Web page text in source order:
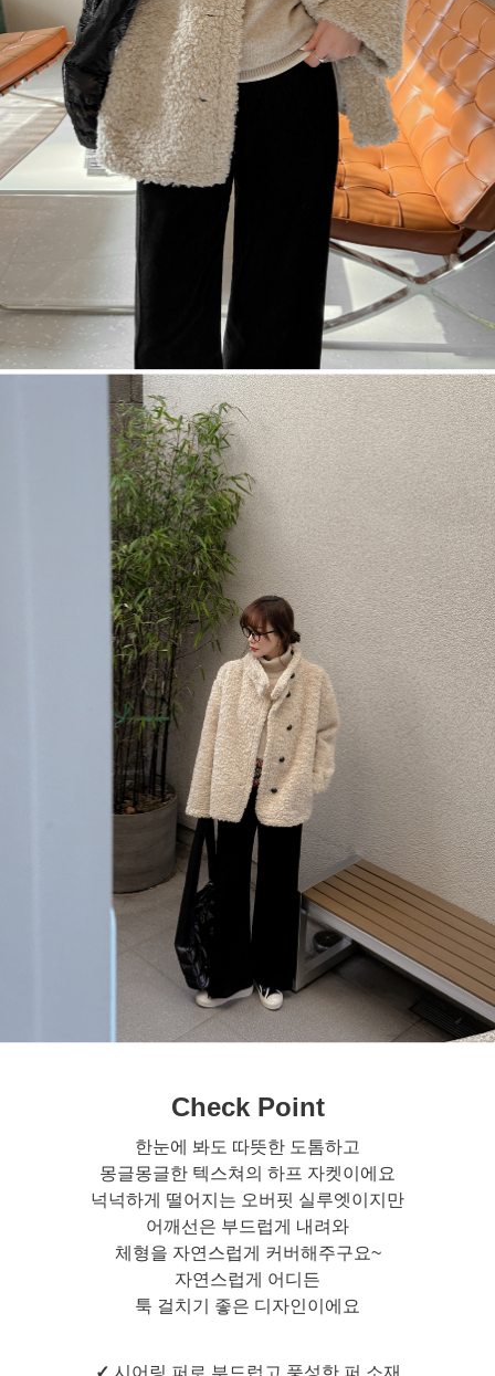
Check Point
한눈에 봐도 따뜻한 도톰하고
몽글몽글한 텍스쳐의 하프 자켓이에요
넉넉하게 떨어지는 오버핏 실루엣이지만
어깨선은 부드럽게 내려와
체형을 자연스럽게 커버해주구요~
자연스럽게 어디든
툭 걸치기 좋은 디자인이에요